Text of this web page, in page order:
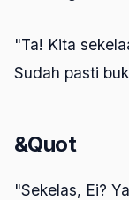
"Ta! Kita
Sudah pasti
&Quot
"Sekelas, Ei?